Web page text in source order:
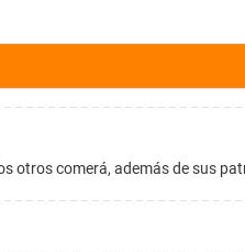
otros comerá, además de sus